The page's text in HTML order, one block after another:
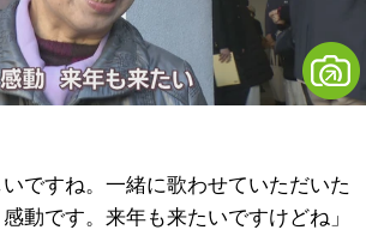
ですね。一緒に歌わせていただいた
動です。来年も来たいですけどね」